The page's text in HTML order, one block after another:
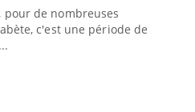
pour de nombreuses
c'est une période de